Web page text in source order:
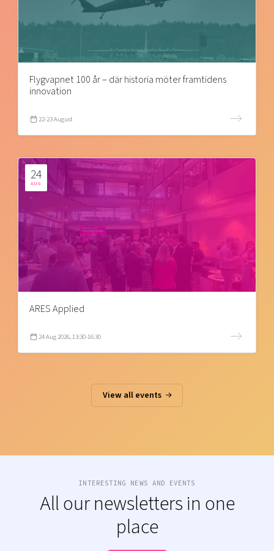
Flygvapnet 100 år – där historia möter framtidens
innovation
22-23 August
24
AUG
ARES Applied
24 Aug 2026, 13:30-16:30
View all events
INTERESTING NEWS AND EVENTS
All our newsletters in one
place